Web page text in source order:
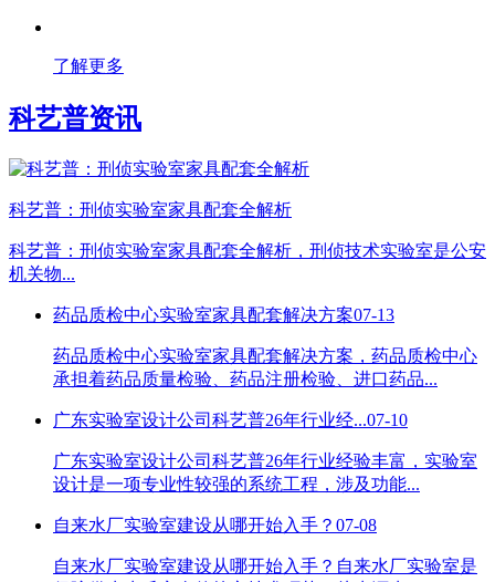
了解更多
科艺普资讯
科艺普：刑侦实验室家具配套全解析
科艺普：刑侦实验室家具配套全解析，刑侦技术实验室是公安
机关物...
药品质检中心实验室家具配套解决方案07-13
药品质检中心实验室家具配套解决方案，药品质检中心
承担着药品质量检验、药品注册检验、进口药品...
广东实验室设计公司科艺普26年行业经...07-10
广东实验室设计公司科艺普26年行业经验丰富，实验室
设计是一项专业性较强的系统工程，涉及功能...
自来水厂实验室建设从哪开始入手？ 07-08
自来水厂实验室建设从哪开始入手？自来水厂实验室是